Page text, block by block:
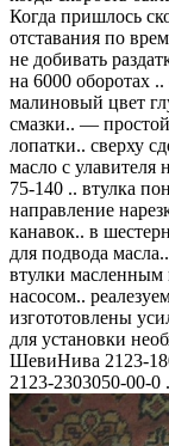
Когда пришлось
отставания по
не добивать
на 6000 оборотах
малиновый цвет
смазки.. —
лопатки.. сверху
масло с улавителя
75-140 .. втулка
направление
канавок.. в
для подвода
втулки масленным
насосом..
изгототовлены
для установки
ШевиНива 2123-
2123-2303050-00-0